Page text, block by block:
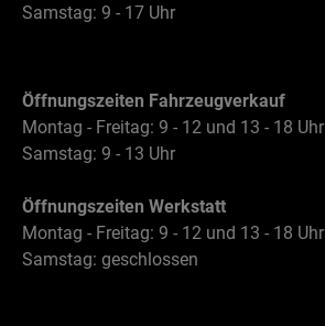
Samstag: 9 - 17 Uhr
Öffnungszeiten Fahrzeugverkauf
Montag - Freitag: 9 - 12 und 13 - 18 Uhr
Samstag: 9 - 13 Uhr
Öffnungszeiten Werkstatt
Montag - Freitag: 9 - 12 und 13 - 18 Uhr
Samstag: geschlossen